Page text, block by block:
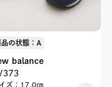
品の状態：A
balance
ズ：17.0㎝